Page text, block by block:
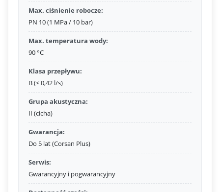
Max. ciśnienie robocze:
PN 10 (1 MPa / 10 bar)
Max. temperatura wody:
90 °C
Klasa przepływu:
B (≤ 0,42 l/s)
Grupa akustyczna:
II (cicha)
Gwarancja:
Do 5 lat (Corsan Plus)
Serwis:
Gwarancyjny i pogwarancyjny